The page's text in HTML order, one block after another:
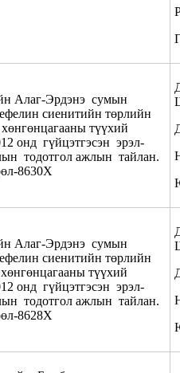
Алаг-Эрдэнэ сумын
сиенитийн төрлийн
түүхий
онд гүйцэтгэсэн эрэл-
тодотгол ажлын тайлан.
8630Х
Алаг-Эрдэнэ сумын
сиенитийн төрлийн
түүхий
онд гүйцэтгэсэн эрэл-
тодотгол ажлын тайлан.
8628Х